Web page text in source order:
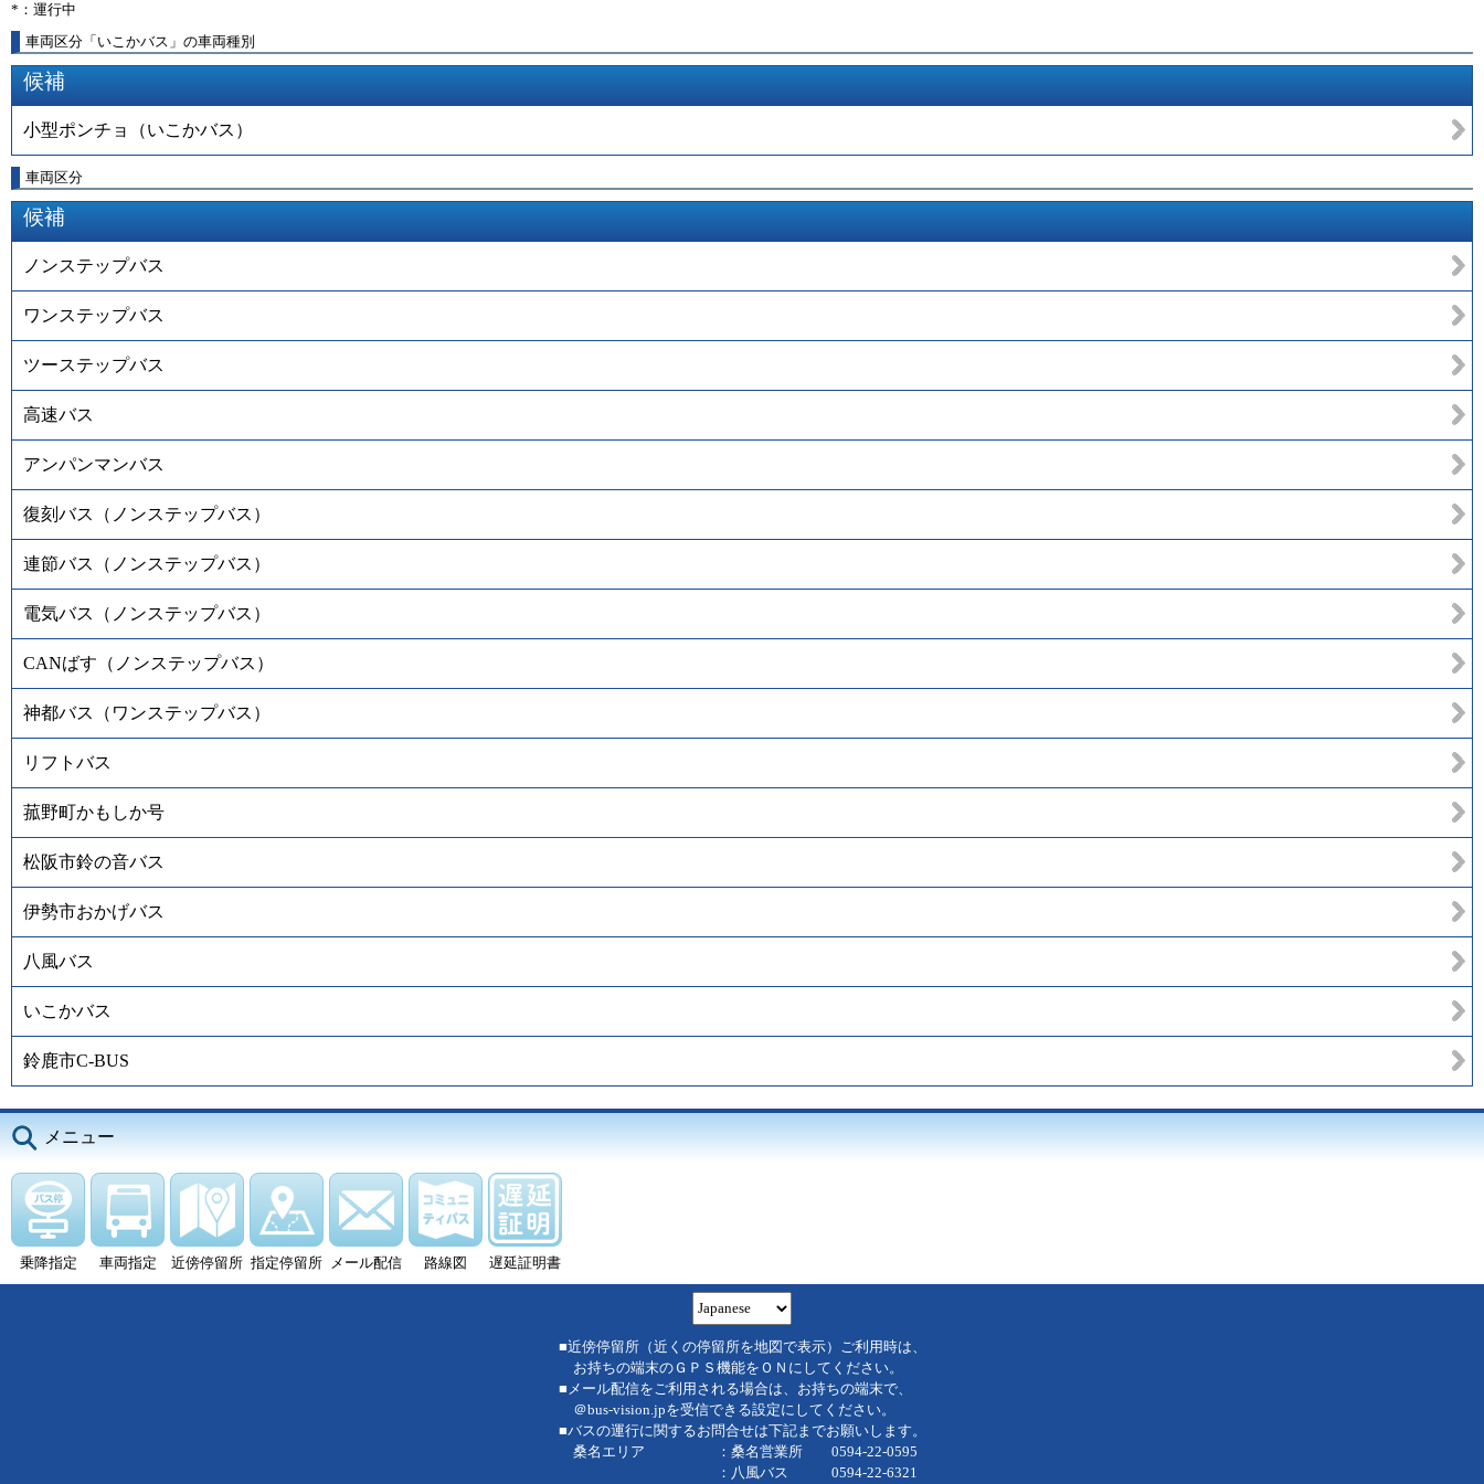
*：運行中
車両区分「いこかバス」の車両種別
候補
小型ポンチョ（いこかバス）
車両区分
候補
ノンステップバス
ワンステップバス
ツーステップバス
高速バス
アンパンマンバス
復刻バス（ノンステップバス）
連節バス（ノンステップバス）
電気バス（ノンステップバス）
CANばす（ノンステップバス）
神都バス（ワンステップバス）
リフトバス
菰野町かもしか号
松阪市鈴の音バス
伊勢市おかげバス
八風バス
いこかバス
鈴鹿市C-BUS
メニュー
乗降指定 車両指定 近傍停留所 指定停留所 メール配信 路線図 遅延証明書
■近傍停留所（近くの停留所を地図で表示）ご利用時は、
お持ちの端末のＧＰＳ機能をＯＮにしてください。
■メール配信をご利用される場合は、お持ちの端末で、
＠bus-vision.jpを受信できる設定にしてください。
■バスの運行に関するお問合せは下記までお願いします。
桑名エリア ：桑名営業所 0594-22-0595
：八風バス 0594-22-6321